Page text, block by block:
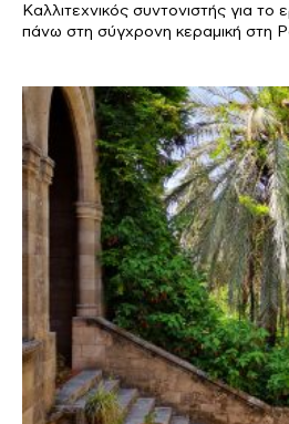
Καλλιτεχνικός συντονιστής για το
πάνω στη σύγχρονη κεραμική στη